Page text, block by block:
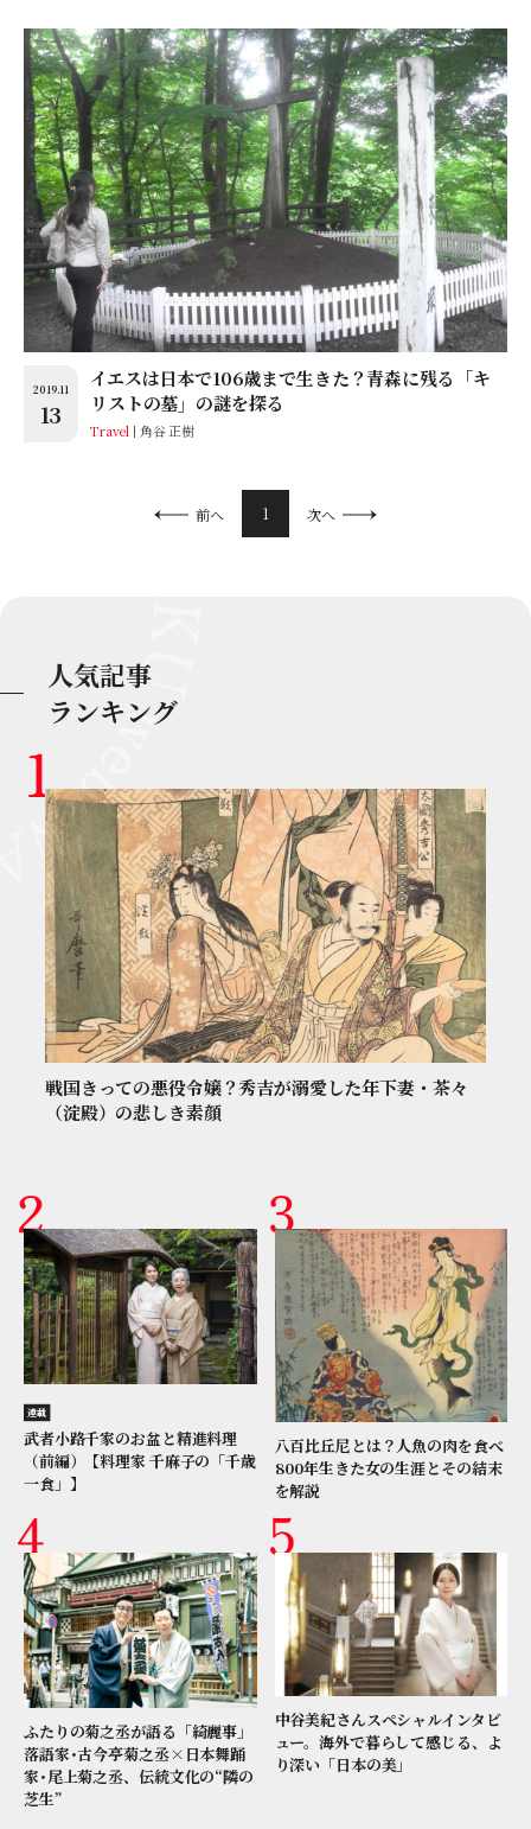
2019.11
13
イエスは日本で106歳まで生きた？青森に残る「キ
リストの墓」の謎を探る
Travel 角谷 正樹
前へ 1 次へ
人気記事
ランキング
戦国きっての悪役令嬢？秀吉が溺愛した年下妻・茶々
（淀殿）の悲しき素顔
連載
武者小路千家のお盆と精進料理
（前編）【料理家 千麻子の「千歳
一食」】
八百比丘尼とは？人魚の肉を食べ
800年生きた女の生涯とその結末
を解説
ふたりの菊之丞が語る「綺麗事」
落語家･古今亭菊之丞×日本舞踊
家･尾上菊之丞、伝統文化の“隣の
芝生”
中谷美紀さんスペシャルインタビ
ュー。海外で暮らして感じる、よ
り深い「日本の美」